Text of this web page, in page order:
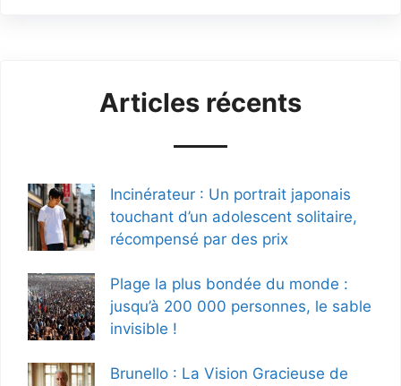
Articles récents
Incinérateur : Un portrait japonais
touchant d’un adolescent solitaire,
récompensé par des prix
Plage la plus bondée du monde :
jusqu’à 200 000 personnes, le sable
invisible !
Brunello : La Vision Gracieuse de